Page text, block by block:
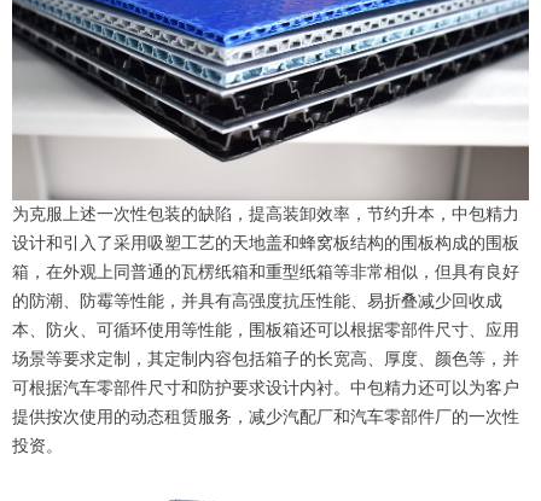
为克服上述一次性包装的缺陷，提高装卸效率，节约升本，中包精力
设计和引入了采用吸塑工艺的天地盖和蜂窝板结构的围板构成的围板
箱，在外观上同普通的瓦楞纸箱和重型纸箱等非常相似，但具有良好
的防潮、防霉等性能，并具有高强度抗压性能、易折叠减少回收成
本、防火、可循环使用等性能，围板箱还可以根据零部件尺寸、应用
场景等要求定制，其定制内容包括箱子的长宽高、厚度、颜色等，并
可根据汽车零部件尺寸和防护要求设计内衬。中包精力还可以为客户
提供按次使用的动态租赁服务，减少汽配厂和汽车零部件厂的一次性
投资。